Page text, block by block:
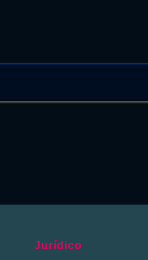
Jurídico